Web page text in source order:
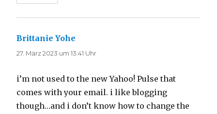
Brittanie Yohe
27. März 2023 um 13:41 Uhr
i’m not used to the new Yahoo! Pulse that
comes with your email. i like blogging
though…and i don’t know how to change the